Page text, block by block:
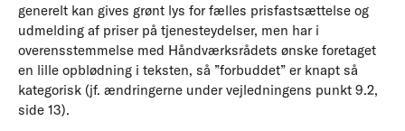
generelt kan gives grønt lys for fælles prisfastsættelse og
udmelding af priser på tjenesteydelser, men har i
overensstemmelse med Håndværksrådets ønske foretaget
en lille opblødning i teksten, så ”forbuddet” er knapt så
kategorisk (jf. ændringerne under vejledningens punkt 9.2,
side 13).